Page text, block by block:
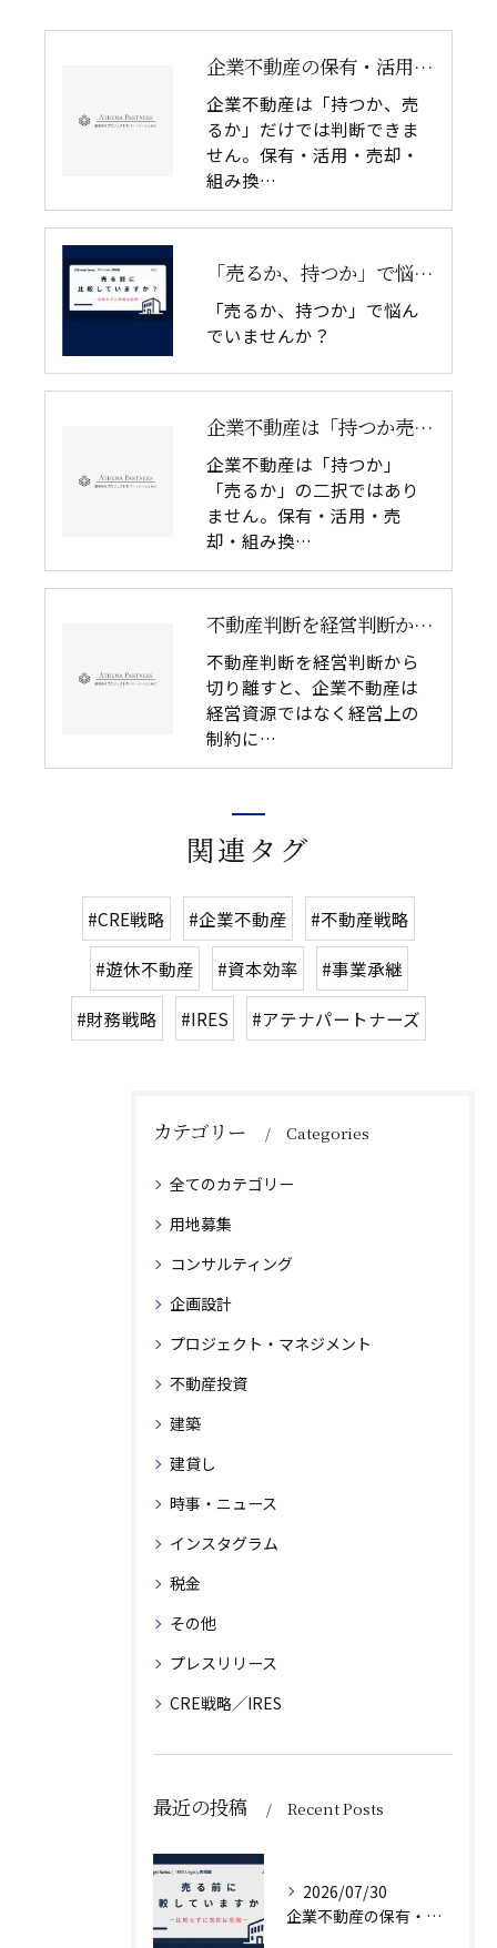
企業不動産の保有・活用・売却・組み換えをどう比較するか｜CRE戦略の8つの評価軸
企業不動産は「持つか、売
るか」だけでは判断できま
せん。保有・活用・売却・
組み換…
「売るか、持つか」で悩んでいませんか？
「売るか、持つか」で悩ん
でいませんか？
企業不動産は「持つか売るか」だけではない｜CRE戦略で考える4つの意思決定
企業不動産は「持つか」
「売るか」の二択ではあり
ません。保有・活用・売
却・組み換…
不動産判断を経営判断から切り離してはいけない理由｜企業不動産を物件単体で考えるリスク
不動産判断を経営判断から
切り離すと、企業不動産は
経営資源ではなく経営上の
制約に…
関連タグ
#CRE戦略 #企業不動産 #不動産戦略
#遊休不動産 #資本効率 #事業承継
#財務戦略 #IRES #アテナパートナーズ
カテゴリー Categories
全てのカテゴリー
用地募集
コンサルティング
企画設計
プロジェクト・マネジメント
不動産投資
建築
建貸し
時事・ニュース
インスタグラム
税金
その他
プレスリリース
CRE戦略／IRES
最近の投稿 Recent Posts
2026/07/30
企業不動産の保有・活用・売却・組み換えをどう比較するか｜CRE戦略の8つの評価軸